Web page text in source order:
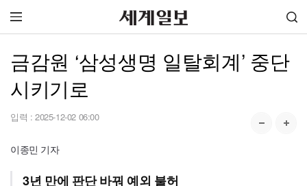
금감원 ‘삼성생명 일탈회계’ 중단
시키기로
입력 : 2025-12-02 06:00
이종민 기자
3년 만에 판단 바꿔 예외 불허